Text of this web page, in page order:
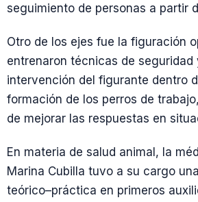
seguimiento de personas a partir
Otro de los ejes fue la figuración
entrenaron técnicas de seguridad
intervención del figurante dentro
formación de los perros de
de mejorar las respuestas en
En materia de salud animal, la
Marina Cubilla tuvo a su cargo
teórico–práctica en primeros